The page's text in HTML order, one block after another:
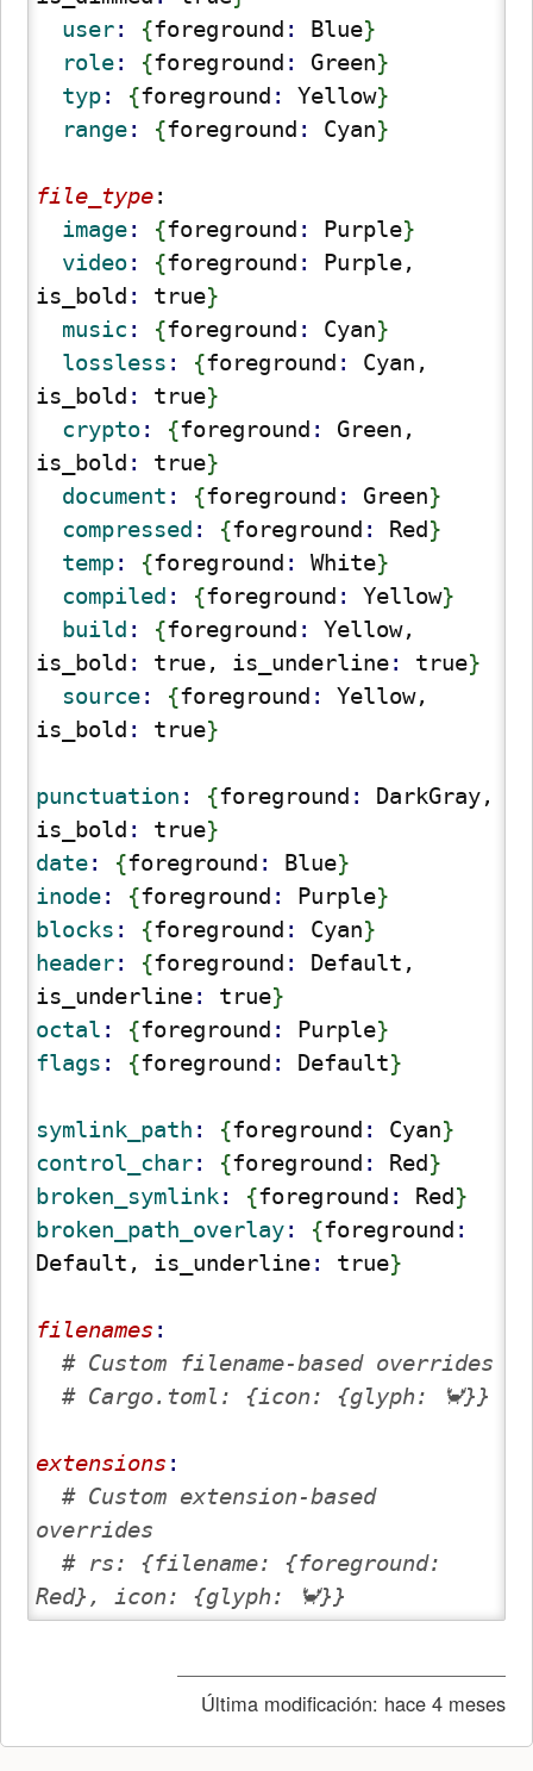
  user
: {foreground : Blue}
  role
: {foreground : Green}
  typ
: {foreground : Yellow}
  range
: {foreground : Cyan}
file_type:
  image
: {foreground : Purple}
  video
: {foreground :
Purple,
is_bold : true}
  music
: {foreground : Cyan}
  lossless
: {foreground : Cyan,
is_bold : true}
  crypto
: {foreground : Green,
is_bold : true}
  document
: {foreground : Green}
  compressed
: {foreground : Red }
  temp
: {foreground : White}
  compiled
: {foreground : Yellow}
  build
: {foreground : Yellow,
is_bold : true, is_underline: true}
  source
: {foreground : Yellow,
is_bold : true}
punctuation : {foreground :
DarkGray,
is_bold : true}
date: {foreground : Blue}
inode: {foreground : Purple}
blocks : {foreground : Cyan}
header: {foreground :
Default,
is_underline: true}
octal : {foreground : Purple}
flags : {foreground : Default}
symlink_path : {foreground : Cyan}
control_char: {foreground : Red }
broken_symlink: {foreground : Red }
broken_path_overlay: {foreground
Default, is_underline: true}
filenames
# Custom filename-based overrides
# Cargo.toml: {icon: {glyph: 🦀}}
extensions
# Custom extension-based
overrides
# rs: {filename: {foreground:
Red}, icon: {glyph: 🦀}}
Última modificación: hace 4 meses